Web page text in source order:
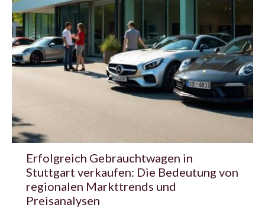
Erfolgreich Gebrauchtwagen in
Stuttgart verkaufen: Die Bedeutung von
regionalen Markttrends und
Preisanalysen